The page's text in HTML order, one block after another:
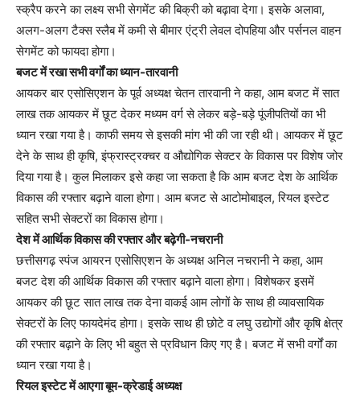
स्क्रैप करने का लक्ष्य सभी सेगमेंट की बिक्री को बढ़ावा देगा। इसके अलावा,
अलग-अलग टैक्स स्लैब में कमी से बीमार एंट्री लेवल दोपहिया और पर्सनल वाहन
सेगमेंट को फायदा होगा।
बजट में रखा सभी वर्गों का ध्यान-तारवानी
आयकर बार एसोसिएशन के पूर्व अध्यक्ष चेतन तारवानी ने कहा, आम बजट में सात
लाख तक आयकर में छूट देकर मध्यम वर्ग से लेकर बड़े-बड़े पूंजीपतियों का भी
ध्यान रखा गया है। काफी समय से इसकी मांग भी की जा रही थी। आयकर में छूट
देने के साथ ही कृषि, इंफ्रास्ट्रक्चर व औद्योगिक सेक्टर के विकास पर विशेष जोर
दिया गया है। कुल मिलाकर इसे कहा जा सकता है कि आम बजट देश के आर्थिक
विकास की रफ्तार बढ़ाने वाला होगा। आम बजट से आटोमोबाइल, रियल इस्टेट
सहित सभी सेक्टरों का विकास होगा।
देश में आर्थिक विकास की रफ्तार और बढ़ेगी-नचरानी
छत्तीसगढ़ स्पंज आयरन एसोसिएशन के अध्यक्ष अनिल नचरानी ने कहा, आम
बजट देश की आर्थिक विकास की रफ्तार बढ़ाने वाला होगा। विशेषकर इसमें
आयकर की छूट सात लाख तक देना वाकई आम लोगों के साथ ही व्यावसायिक
सेक्टरों के लिए फायदेमंद होगा। इसके साथ ही छोटे व लघु उद्योगों और कृषि क्षेत्र
की रफ्तार बढ़ाने के लिए भी बहुत से प्रविधान किए गए है। बजट में सभी वर्गों का
ध्यान रखा गया है।
रियल इस्टेट में आएगा बूम-क्रेडाई अध्यक्ष